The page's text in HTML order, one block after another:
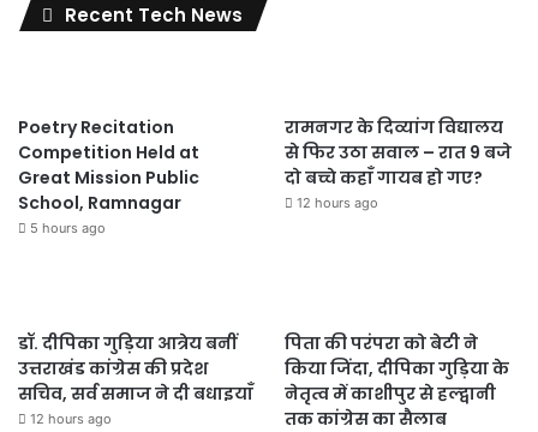
Recent Tech News
Poetry Recitation
Competition Held at
Great Mission Public
School, Ramnagar
5 hours ago
रामनगर के दिव्यांग विद्यालय
से फिर उठा सवाल – रात 9 बजे
दो बच्चे कहाँ गायब हो गए?
12 hours ago
डॉ. दीपिका गुड़िया आत्रेय बनीं
उत्तराखंड कांग्रेस की प्रदेश
सचिव, सर्व समाज ने दी बधाइयाँ
12 hours ago
पिता की परंपरा को बेटी ने
किया जिंदा, दीपिका गुड़िया के
नेतृत्व में काशीपुर से हल्द्वानी
तक कांग्रेस का सैलाब